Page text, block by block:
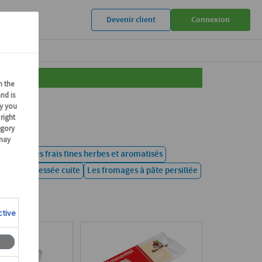
Devenir client Connexion
fromages frais fines herbes et aromatisés
à pâte pressée cuite
Les fromages à pâte persillée